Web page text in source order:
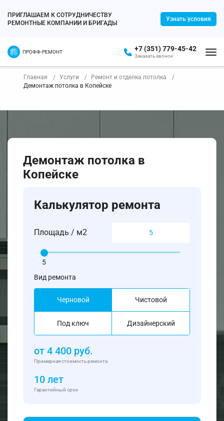
ПРИГЛАШАЕМ К СОТРУДНИЧЕСТВУ
РЕМОНТНЫЕ КОМПАНИИ И БРИГАДЫ
Узнать условия
ПРОФФ-РЕМОНТ +7 (351) 779-45-42
Заказать звонок
Главная Услуги
Ремонт и отделка потолка
Демонтаж потолка в Копейске
Демонтаж потолка в
Копейске
Калькулятор ремонта
Площадь / м2
5
Вид ремонта
Черновой Чистовой
Под ключ Дизайнерский
от 4 400 руб.
Примерная стоимость ремонта
10 лет
Гарантийный срок